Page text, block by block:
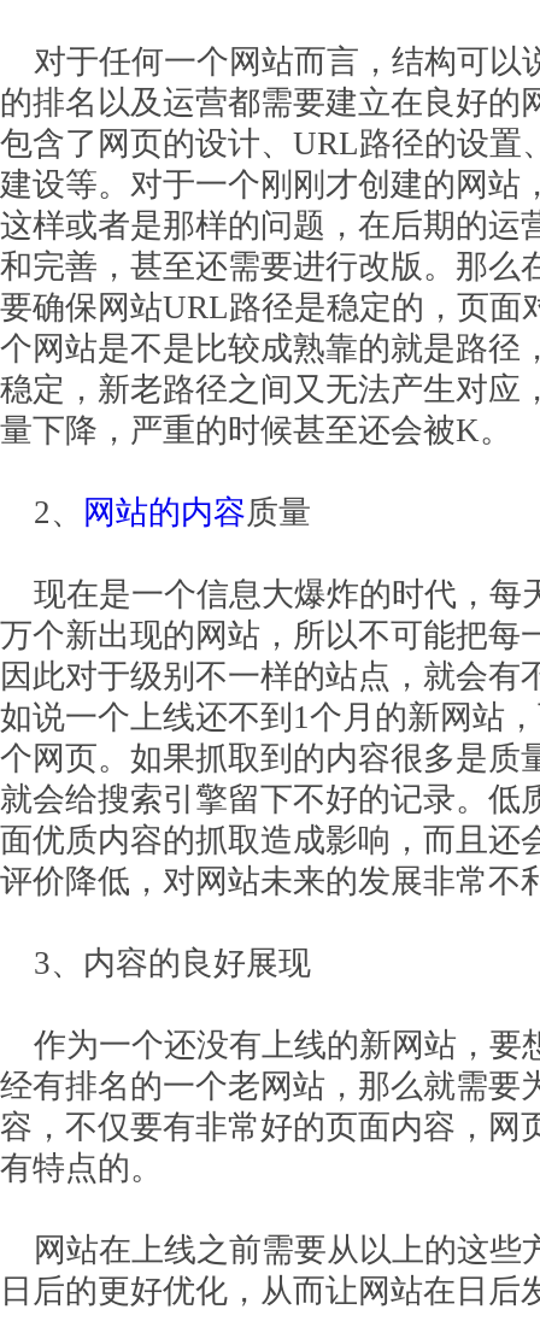
对于任何一个网站而言，结构可以
的排名以及运营都需要建立在良好的
包含了网页的设计、URL路径的设置
建设等。对于一个刚刚才创建的网站
这样或者是那样的问题，在后期的运
和完善，甚至还需要进行改版。那么
要确保网站URL路径是稳定的，页面
个网站是不是比较成熟靠的就是路径
稳定，新老路径之间又无法产生对应
量下降，严重的时候甚至还会被K。
2、 网站的内容质量
现在是一个信息大爆炸的时代，每
万个新出现的网站，所以不可能把每
因此对于级别不一样的站点，就会有
如说一个上线还不到1个月的新网站
个网页。如果抓取到的内容很多是质
就会给搜索引擎留下不好的记录。低
面优质内容的抓取造成影响，而且还
评价降低，对网站未来的发展非常不
3、内容的良好展现
作为一个还没有上线的新网站，要
经有排名的一个老网站，那么就需要
容，不仅要有非常好的页面内容，网
有特点的。
网站在上线之前需要从以上的这些
日后的更好优化，从而让网站在日后